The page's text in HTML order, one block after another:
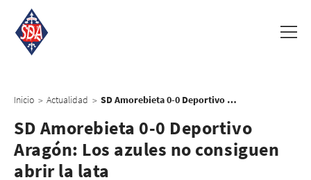
Inicio > Actualidad > SD Amorebieta 0-0 Deportivo Aragón: Los azules no consiguen abrir la lata
SD Amorebieta 0-0 Deportivo
Aragón: Los azules no consiguen
abrir la lata